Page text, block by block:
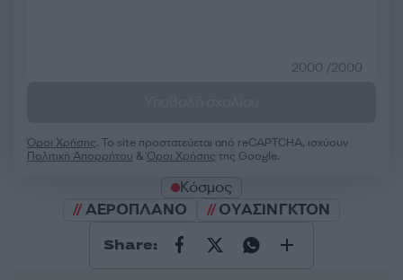
2000 /2000
Όροι Χρήσης. Το site προστατεύεται από reCAPTCHA, ισχύουν
Πολιτική Απορρήτου &Όροι Χρήσης της Google.
Κόσμος
ΑΕΡΟΠΛΑΝΟ
ΟΥΑΣΙΝΓΚΤΟΝ
Share: